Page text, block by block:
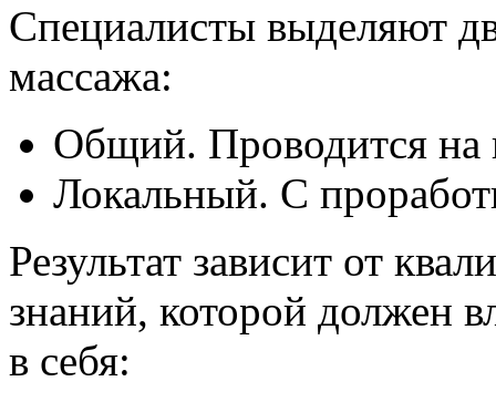
Специалисты выделяют
массажа:
Общий. Проводится на
Локальный. С
Результат зависит от
знаний, которой должен
в себя: